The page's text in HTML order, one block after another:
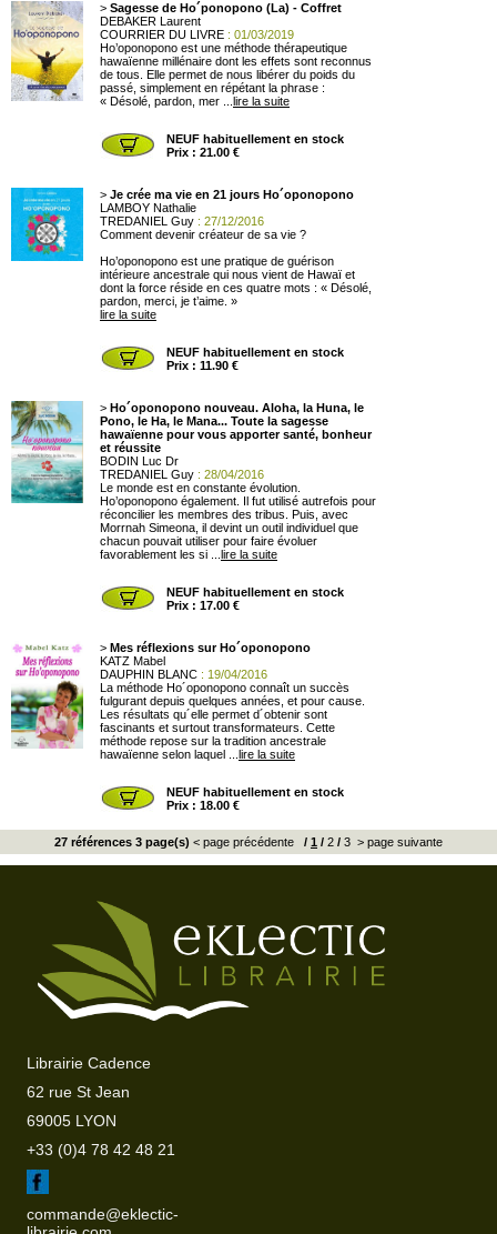
> Sagesse de Ho´ponopono (La) - Coffret
DEBAKER Laurent
COURRIER DU LIVRE : 01/03/2019
Ho’oponopono est une méthode thérapeutique
hawaïenne millénaire dont les effets sont reconnus
de tous. Elle permet de nous libérer du poids du
passé, simplement en répétant la phrase :
« Désolé, pardon, mer ... lire la suite
NEUF habituellement en stock
Prix : 21.00 €
> Je crée ma vie en 21 jours Ho´oponopono
LAMBOY Nathalie
TREDANIEL Guy : 27/12/2016
Comment devenir créateur de sa vie ?
Ho’oponopono est une pratique de guérison
intérieure ancestrale qui nous vient de Hawaï et
dont la force réside en ces quatre mots : « Désolé,
pardon, merci, je t’aime. »
lire la suite
NEUF habituellement en stock
Prix : 11.90 €
> Ho´oponopono nouveau. Aloha, la Huna, le
Pono, le Ha, le Mana... Toute la sagesse
hawaïenne pour vous apporter santé, bonheur
et réussite
BODIN Luc Dr
TREDANIEL Guy : 28/04/2016
Le monde est en constante évolution.
Ho’oponopono également. Il fut utilisé autrefois pour
réconcilier les membres des tribus. Puis, avec
Morrnah Simeona, il devint un outil individuel que
chacun pouvait utiliser pour faire évoluer
favorablement les si ... lire la suite
NEUF habituellement en stock
Prix : 17.00 €
> Mes réflexions sur Ho´oponopono
KATZ Mabel
DAUPHIN BLANC : 19/04/2016
La méthode Ho´oponopono connaît un succès
fulgurant depuis quelques années, et pour cause.
Les résultats qu´elle permet d´obtenir sont
fascinants et surtout transformateurs. Cette
méthode repose sur la tradition ancestrale
hawaïenne selon laquel ... lire la suite
NEUF habituellement en stock
Prix : 18.00 €
27 références 3 page(s) < page précédente / 1 / 2 / 3 > page suivante
Librairie Cadence
62 rue St Jean
69005 LYON
+33 (0)4 78 42 48 21
commande@eklectic-